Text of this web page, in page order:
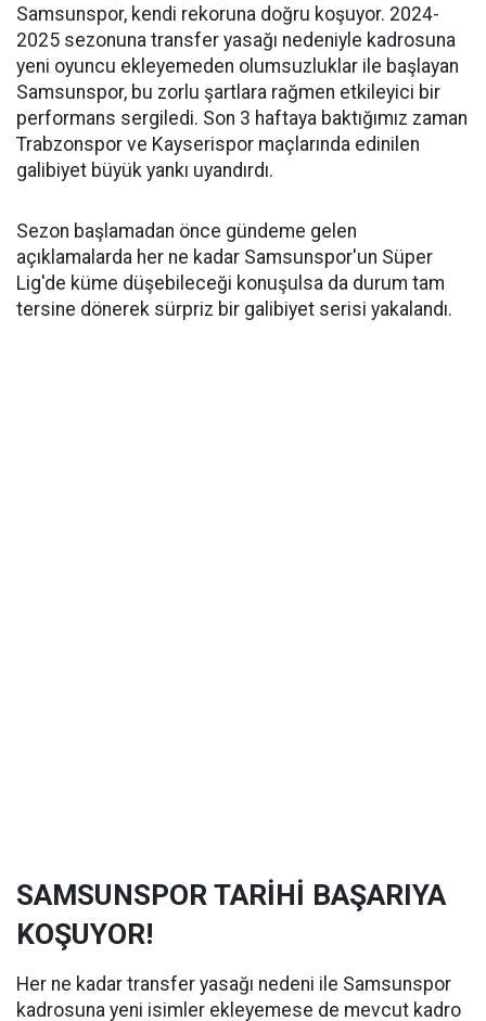
Samsunspor, kendi rekoruna doğru koşuyor. 2024-
2025 sezonuna transfer yasağı nedeniyle kadrosuna
yeni oyuncu ekleyemeden olumsuzluklar ile başlayan
Samsunspor, bu zorlu şartlara rağmen etkileyici bir
performans sergiledi. Son 3 haftaya baktığımız zaman
Trabzonspor ve Kayserispor maçlarında edinilen
galibiyet büyük yankı uyandırdı.
Sezon başlamadan önce gündeme gelen
açıklamalarda her ne kadar Samsunspor'un Süper
Lig'de küme düşebileceği konuşulsa da durum tam
tersine dönerek sürpriz bir galibiyet serisi yakalandı.
SAMSUNSPOR TARİHİ BAŞARIYA
KOŞUYOR!
Her ne kadar transfer yasağı nedeni ile Samsunspor
kadrosuna yeni isimler ekleyemese de mevcut kadro